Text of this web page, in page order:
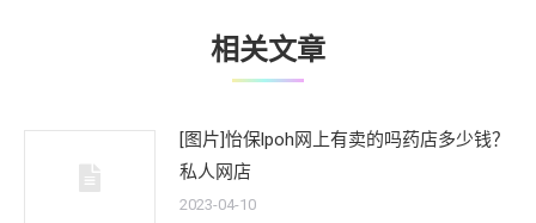
相关文章
[图片]怡保lpoh网上有卖的吗药店多少钱？
私人网店
2023-04-10